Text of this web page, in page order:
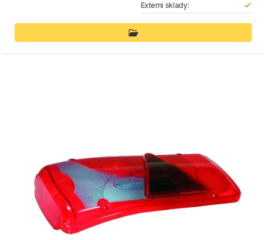
Externí sklady: